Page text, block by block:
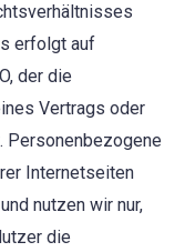
erfolgt auf
der die
Vertrags oder
Personenbezogene
Internetseiten
nutzen wir nur,
die